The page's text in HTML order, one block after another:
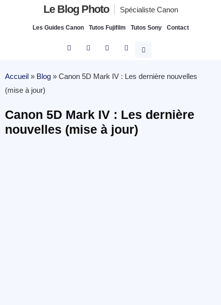
Le Blog Photo Spécialiste Canon
Les Guides Canon Tutos Fujifilm Tutos Sony Contact
Accueil » Blog » Canon 5D Mark IV : Les dernière nouvelles
(mise à jour)
Canon 5D Mark IV : Les dernière
nouvelles (mise à jour)